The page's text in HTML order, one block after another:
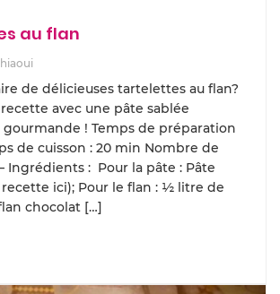
au flan
de délicieuses tartelettes au flan?
avec une pâte sablée
! Temps de préparation
de cuisson : 20 min Nombre de
Ingrédients : Pour la pâte : Pâte
ici); Pour le flan : ½ litre de
chocolat […]